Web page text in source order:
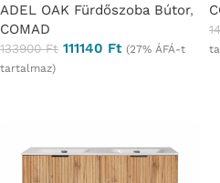
ADEL OAK Fürdőszoba Bútor,
COMAD
133900Ft 111140 Ft (27% ÁFÁ-t
tartalmaz)